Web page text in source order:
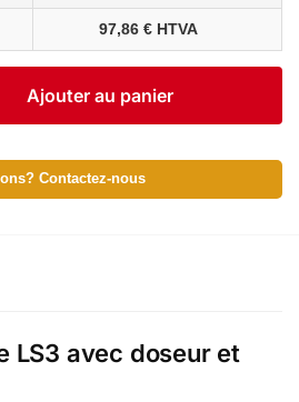
97,86 € HTVA
Ajouter au panier
Contactez-nous
LS3 avec doseur et